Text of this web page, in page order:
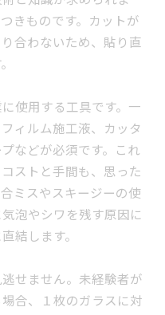
きものです。カットが
合わないため、貼り直
使用する工具です。一
ィルム施工液、カッタ
などが必須です。これ
ストと手間も、思った
ミスやスキージーの使
泡やシワを残す原因に
結します。
せません。未経験者が
合、１枚のガラスに対